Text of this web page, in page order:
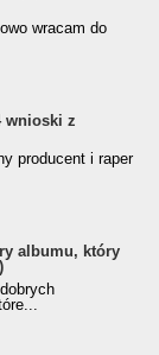
wracam do
wnioski z
producent i raper
albumu, który